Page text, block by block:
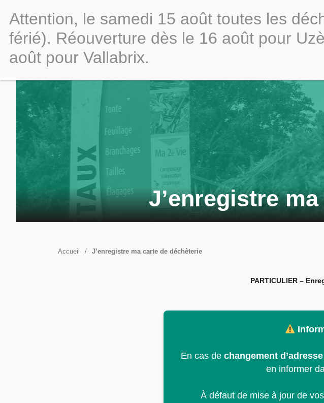
Vos
démarches
Collecte
et Tri
J’enregistre
Accueil / J’enregistre ma carte de déchèterie
PARTICULIER –
En cas de changement d’adresse
en informer
À défaut de mise à jour de
Attention, le samedi 15 août toutes les
férié). Réouverture dès le 16 août pour
août pour Vallabrix.